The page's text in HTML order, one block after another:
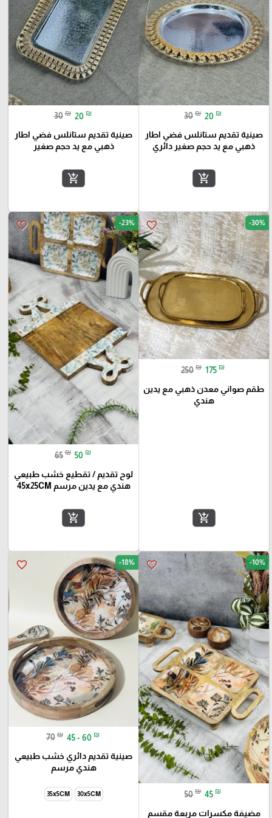
30 ₪ 20 ₪
صينية تقديم ستانلس فضي اطار
ذهبي مع يد حجم صغير دائري
add_shopping_cart
30 ₪ 20 ₪
صينية تقديم ستانلس فضي اطار
ذهبي مع يد حجم صغير
add_shopping_cart
favorite_border -30%
250 ₪ 175 ₪
طقم صواني معدن ذهبي مع يدين
هندي
add_shopping_cart
favorite_border -23%
65 ₪ 50 ₪
لوح تقديم / تقطيع خشب طبيعي
هندي مع يدين مرسم 45x25CM
add_shopping_cart
favorite_border -10%
50 ₪ 45 ₪
مضيفة مكسرات مربعة مقسم
favorite_border -18%
70 ₪ 45 - 60 ₪
صينية تقديم دائري خشب طبيعي
هندي مرسم
30x5CM
35x5CM